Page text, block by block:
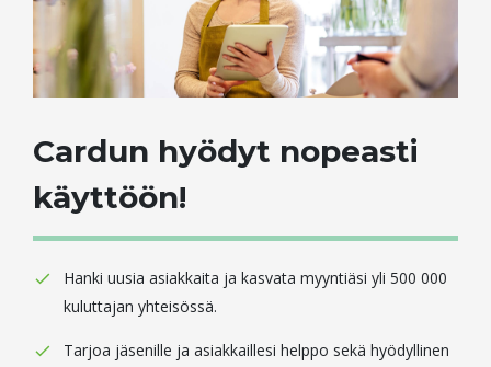
Cardun hyödyt nopeasti
käyttöön!
Hanki uusia asiakkaita ja kasvata myyntiäsi yli 500 000
kuluttajan yhteisössä.
Tarjoa jäsenille ja asiakkaillesi helppo sekä hyödyllinen